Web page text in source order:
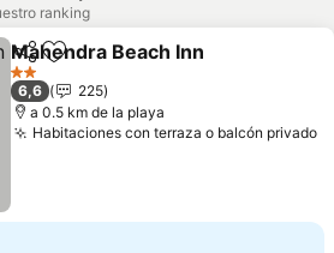
ranking
CompartirAgregar a favoritos
Mahendra Beach Inn
2 Estrellas
6,6
225
a 0.5 km de la playa
Habitaciones con terraza o balcón privado